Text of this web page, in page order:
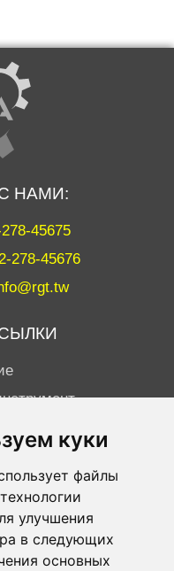
куки
файлы
улучшения
в следующих
основных
НАМИ:
45675
278-45676
НА НАС